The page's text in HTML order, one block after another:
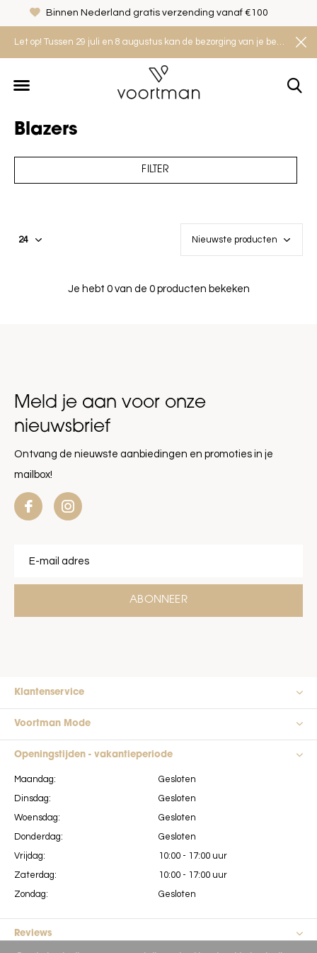
Let op! Tussen 29 juli en 8 augustus kan de bezorging van je bestelling iets langer duren. Houd rekening met een levertijd van 2 tot 4 werkdagen.
Binnen Nederland gratis verzending vanaf €100
Blazers
FILTER
Je hebt 0 van de 0 producten bekeken
Meld je aan voor onze
nieuwsbrief
Ontvang de nieuwste aanbiedingen en promoties in je
mailbox!
ABONNEER
Klantenservice
Voortman Mode
Openingstijden - vakantieperiode
Maandag:
Dinsdag:
Woensdag:
Donderdag:
Vrijdag:
Zaterdag:
Zondag:
Gesloten
Gesloten
Gesloten
Gesloten
10:00 - 17:00 uur
10:00 - 17:00 uur
Gesloten
Reviews